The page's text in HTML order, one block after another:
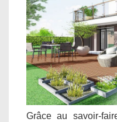
Grâce au savoir-